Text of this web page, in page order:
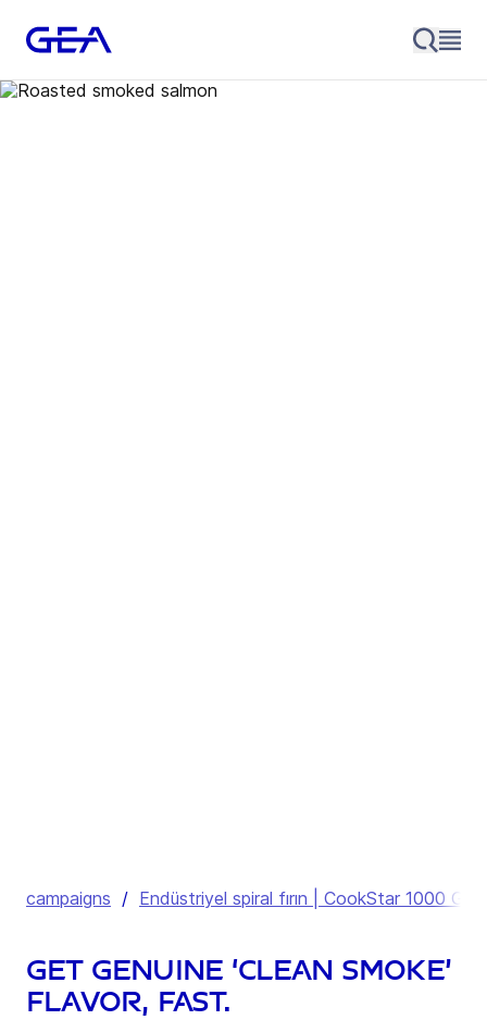
campaigns / Endüstriyel spiral fırın | CookStar 1000 Gen
Get genuine ‘clean smoke’
flavor, fast.